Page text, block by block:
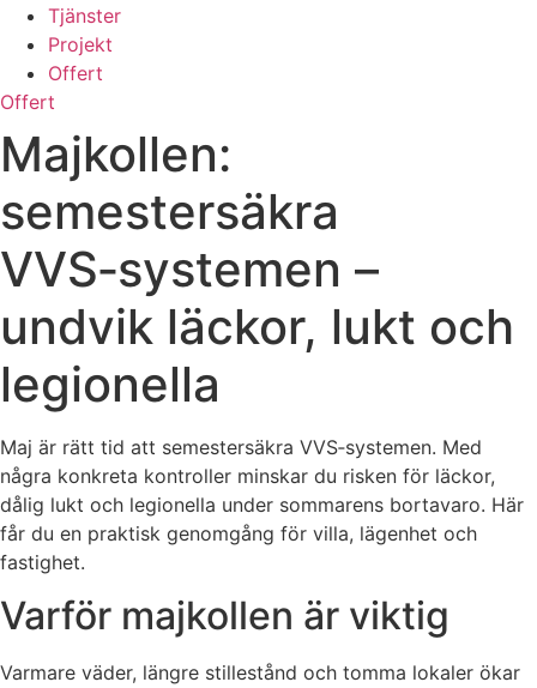
Tjänster
Projekt
Offert
Offert
Majkollen:
semestersäkra
VVS‑systemen –
undvik läckor, lukt och
legionella
Maj är rätt tid att semestersäkra VVS‑systemen. Med
några konkreta kontroller minskar du risken för läckor,
dålig lukt och legionella under sommarens bortavaro. Här
får du en praktisk genomgång för villa, lägenhet och
fastighet.
Varför majkollen är viktig
Varmare väder, längre stillestånd och tomma lokaler ökar